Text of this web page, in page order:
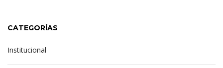
CATEGORÍAS
Institucional